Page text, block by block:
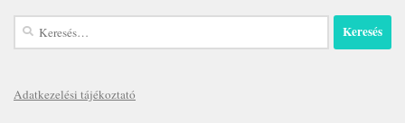
Keresés:
Adatkezelési tájékoztató